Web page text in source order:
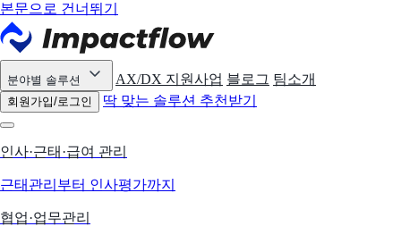
본문으로 건너뛰기
분야별 솔루션 AX/DX 지원사업 블로그 팀소개
회원가입/로그인 딱 맞는 솔루션 추천받기
인사·근태·급여 관리
근태관리부터 인사평가까지
협업·업무관리